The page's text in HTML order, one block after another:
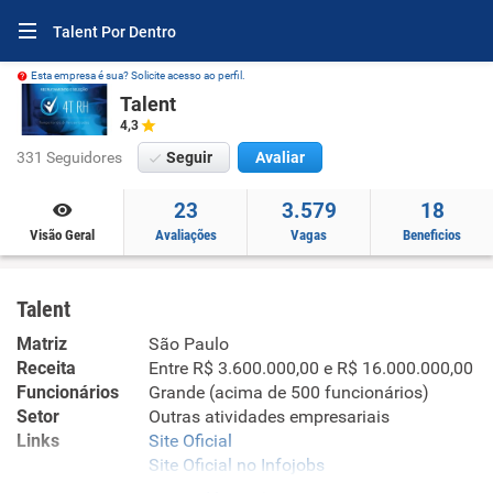
Talent Por Dentro
Esta empresa é sua? Solicite acesso ao perfil.
Talent
4,3
331 Seguidores Seguir Avaliar
Visão Geral
23
Avaliações
3.579
Vagas
18
Beneficios
Talent
Matriz
São Paulo
Receita
Entre R$ 3.600.000,00 e R$ 16.000.000,00
Funcionários
Grande (acima de 500 funcionários)
Setor
Outras atividades empresariais
Links
Site Oficial
Site Oficial no Infojobs